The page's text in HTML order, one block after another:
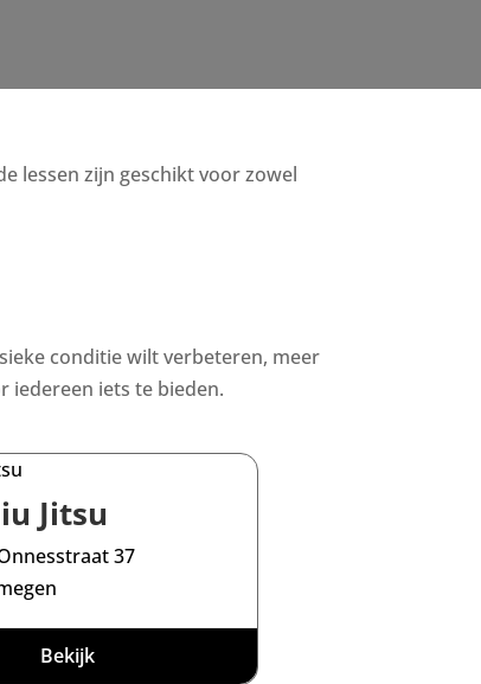
lessen zijn geschikt voor zowel
conditie wilt verbeteren, meer
iedereen iets te bieden.
Jitsu
37
Bekijk